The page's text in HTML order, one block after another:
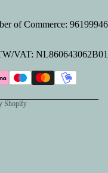
of Commerce: 96199946
VAT: NL860643062B01
Shopify